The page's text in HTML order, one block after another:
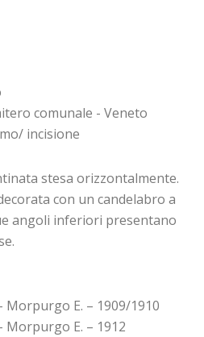
comunale - Veneto
incisione
stesa orizzontalmente.
con un candelabro a
angoli inferiori presentano
E. – 1909/1910
E. – 1912